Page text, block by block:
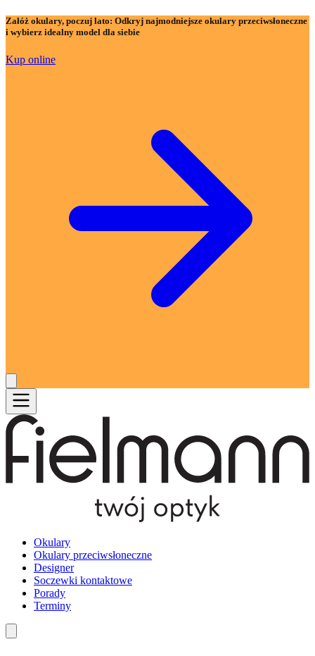
Załóż okulary, poczuj lato: Odkryj najmodniejsze okulary przeciwsłoneczne
i wybierz idealny model dla siebie
Kup online
Okulary
Okulary przeciwsłoneczne
Designer
Soczewki kontaktowe
Porady
Terminy